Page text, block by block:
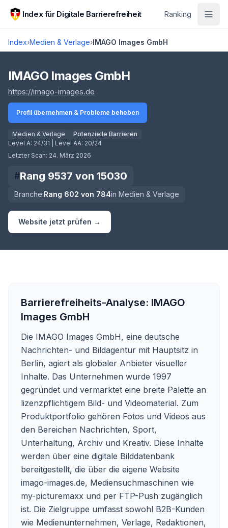
Zum Hauptinhalt springen
Index für Digitale Barrierefreiheit Ranking
Index›Medien & Verlage›IMAGO Images GmbH
Score lädt
IMAGO Images GmbH
https://imago-images.de
Profil übernehmen & Probleme beheben
Medien & Verlage
Potenzielle Barrieren
Level A: 24/31 | Level AA: 20/24
Letzter Scan: 24. März 2026
#Rang 9537 von 15030
Branche:Rang 602 von 784in Medien & Verlage
Website jetzt prüfen →
Barrierefreiheits-Analyse: IMAGO
Images GmbH
Die IMAGO Images GmbH, eine deutsche
Nachrichten- und Bildagentur mit Hauptsitz in
Berlin, agiert als globaler Anbieter visueller
Inhalte. Das Unternehmen wurde 1997
gegründet und vermarktet eine breite Palette an
lizenzpflichtigem Bild- und Videomaterial. Zum
Produktportfolio gehören Fotos und Videos aus
den Bereichen Nachrichten, Sport,
Unterhaltung, Archiv und Kreativ. Diese Inhalte
werden über eine digitale Bilddatenbank
bereitgestellt, die über die eigene Website
imago-images.de, Mediensuchmaschinen wie
my-picturemaxx und per FTP-Push zugänglich
ist. Die Zielgruppe umfasst sowohl B2B-Kunden
wie Medienunternehmen, Verlage, Redaktionen,